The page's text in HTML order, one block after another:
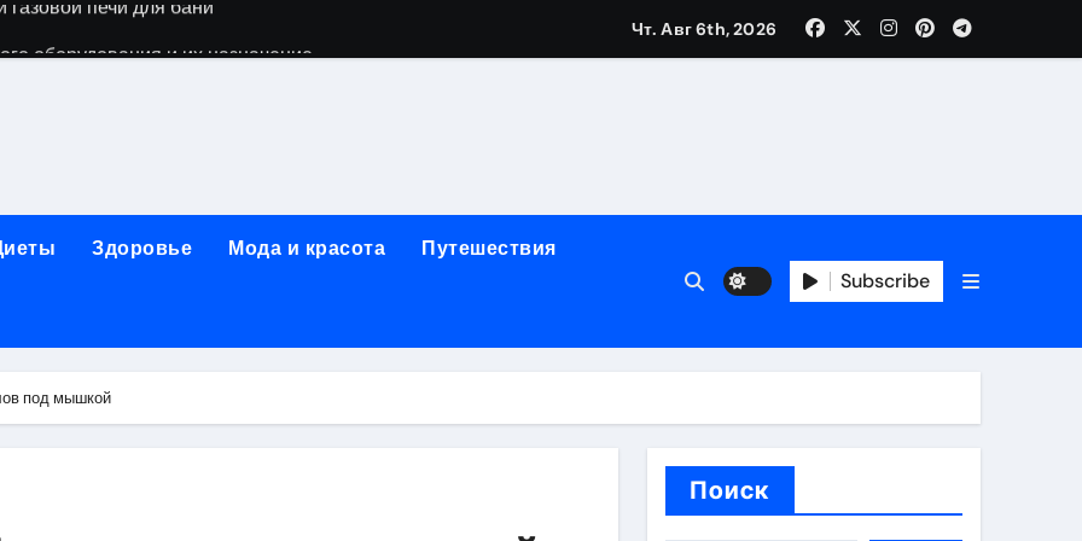
и огнезащита судовых конструкций базальтовым волокном
реабилитации при алкогольной зависимости: персональный подход и лицензированные врачи
выездной наркологической помощи
промышленности в Узбекистане
Чт. Авг 6th, 2026
Здоровье Мода и красота Путешествия
Subscribe
под мышкой
Поиск